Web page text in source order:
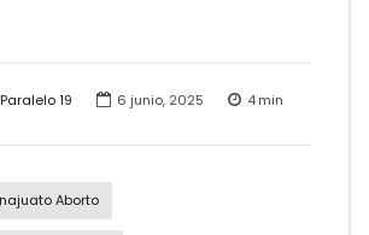
19 6 junio, 2025 4min
Aborto